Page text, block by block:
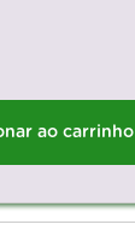
ao carrinho